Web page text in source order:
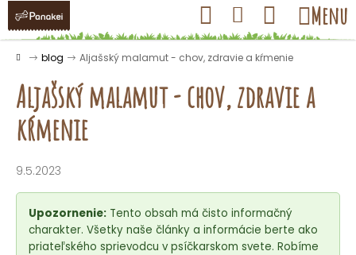
Prejsť
obsah
Hľadať Prihlásenie
Nákupný
košík
Menu
Domov
blog Aljašský malamut - chov, zdravie a kŕmenie
Aljašský malamut - chov, zdravie a
kŕmenie
9.5.2023
Upozornenie: Tento obsah má čisto informačný
charakter. Všetky naše články a informácie berte ako
priateľského sprievodcu v psíčkarskom svete. Robíme
K
o Späť
Späť
o
p